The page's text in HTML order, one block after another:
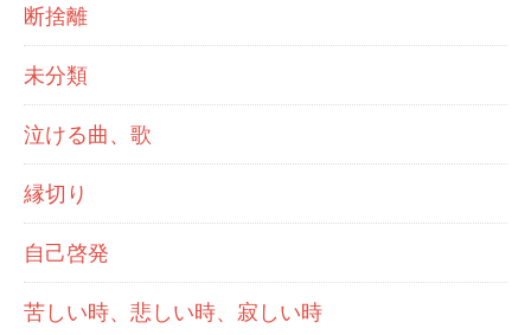
断捨離
未分類
泣ける曲、歌
縁切り
自己啓発
苦しい時、悲しい時、寂しい時